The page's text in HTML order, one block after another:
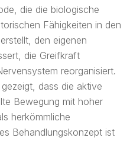
die die biologische
Fähigkeiten in den
den eigenen
die Greifkraft
reorganisiert.
dass die aktive
Bewegung mit hoher
herkömmliche
Behandlungskonzept ist